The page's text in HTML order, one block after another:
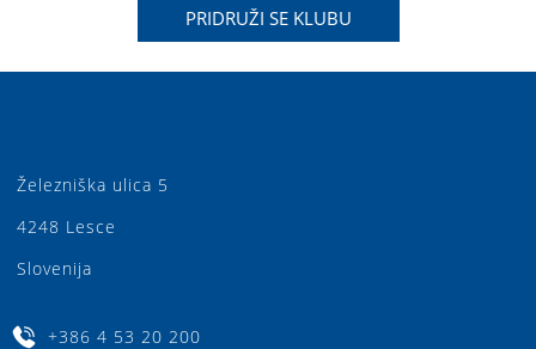
PRIDRUŽI SE KLUBU
Železniška ulica 5
4248 Lesce
Slovenija
+386 4 53 20 200